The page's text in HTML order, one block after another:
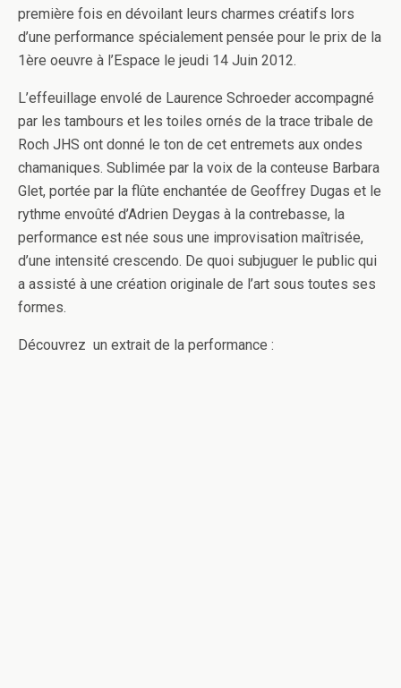
première fois en dévoilant leurs charmes créatifs lors
d’une performance spécialement pensée pour le prix de la
1ère oeuvre à l’Espace le jeudi 14 Juin 2012.
L’effeuillage envolé de Laurence Schroeder accompagné
par les tambours et les toiles ornés de la trace tribale de
Roch JHS ont donné le ton de cet entremets aux ondes
chamaniques. Sublimée par la voix de la conteuse Barbara
Glet, portée par la flûte enchantée de Geoffrey Dugas et le
rythme envoûté d’Adrien Deygas à la contrebasse, la
performance est née sous une improvisation maîtrisée,
d’une intensité crescendo. De quoi subjuguer le public qui
a assisté à une création originale de l’art sous toutes ses
formes.
Découvrez un extrait de la performance :